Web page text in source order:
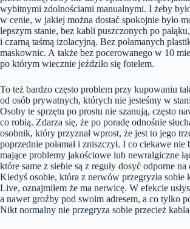
wybitnymi zdolnościami manualnymi. I żeby
w cenie, w jakiej można dostać spokojnie było
lepszym stanie, bez kabli puszczonych po
i czarną taśmą izolacyjną. Bez połamanych
maskownic. A także bez pocerowanego w 10
po którym wiecznie jeździło się fotelem.
To też bardzo często problem przy kupowaniu
od osób prywatnych, których nie jesteśmy w
Osoby te sprzętu po prostu nie szanują, często
co robią. Zdarza się, że po poradę odnośnie
osobnik, który przyznał wprost, że jest to jego
poprzednie połamał i zniszczył. I co ciekawe nie
mające problemy jakościowe lub newralgiczne
które same z siebie są z reguły dosyć odporne na
Kiedyś osobie, która z nerwów przegryzła sobie
Live, oznajmiłem że ma nerwicę. W efekcie
a nawet groźby pod swoim adresem, a co tylko
Nikt normalny nie przegryza sobie przecież kabla